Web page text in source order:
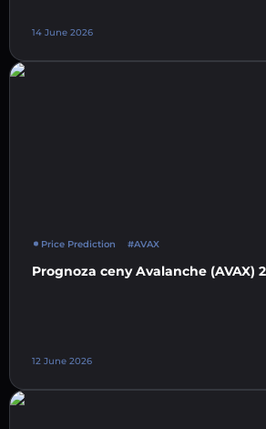
14 June 2026
Price Prediction #AVAX
Prognoza ceny Avalanche (AVAX)
12 June 2026